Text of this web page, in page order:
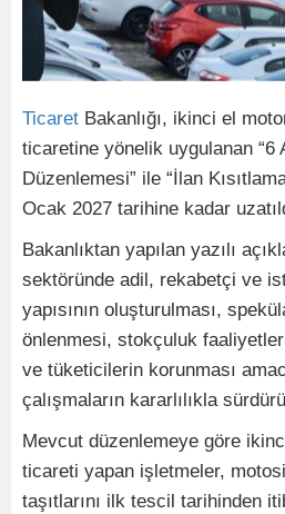
Ticaret Bakanlığı, ikinci el
ticaretine yönelik uygulanan “6
Düzenlemesi” ile “İlan
Ocak 2027 tarihine kadar
Bakanlıktan yapılan yazılı
sektöründe adil, rekabetçi ve
yapısının oluşturulması,
önlenmesi, stokçuluk
ve tüketicilerin korunması
çalışmaların kararlılıkla
Mevcut düzenlemeye göre
ticareti yapan işletmeler,
taşıtlarını ilk tescil tarihinden